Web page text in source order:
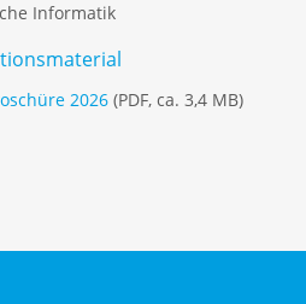
Informatik
2026 (PDF, ca. 3,4 MB)